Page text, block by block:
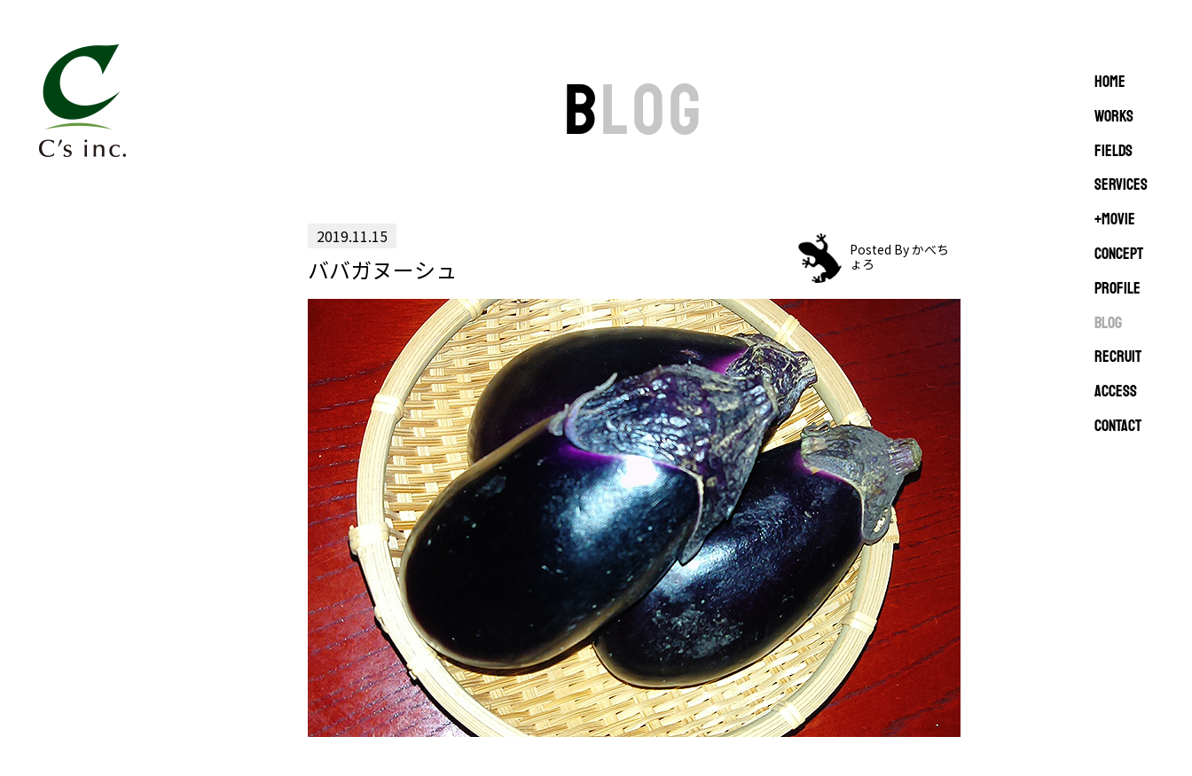
HOME
WORKS
FIELDS
SERVICES
+MOVIE
CONCEPT
PROFILE
BLOG
RECRUIT
ACCESS
CONTACT
BLOG
2019.11.15
ババガヌーシュ
Posted By かべち
ょろ